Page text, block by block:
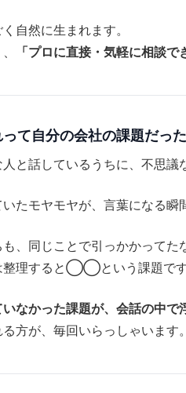
自然に生まれます。
「プロに直接・気軽に相談で
て自分の会社の課題だっ
と話しているうちに、不思議
たモヤモヤが、言葉になる瞬
も、同じことで引っかかってた
整理すると◯◯という課題です
なかった課題が、会話の中で
方が、毎回いらっしゃいます。